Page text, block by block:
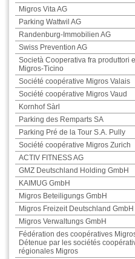
Migros Vita AG
Parking Wattwil AG
Randenburg-Immobilien AG
Swiss Prevention AG
Società Cooperativa fra produttori
Migros-Ticino
Société coopérative Migros Valais
Société coopérative Migros Vaud
Kornhof Sàrl
Parking des Remparts SA
Parking Pré de la Tour S.A. Pully
Société coopérative Migros Zurich
ACTIV FITNESS AG
GMZ Deutschland Holding GmbH
KAIMUG GmbH
Migros Beteiligungs GmbH
Migros Freizeit Deutschland GmbH
Migros Verwaltungs GmbH
Fédération des coopératives
Détenue par les sociétés
régionales Migros